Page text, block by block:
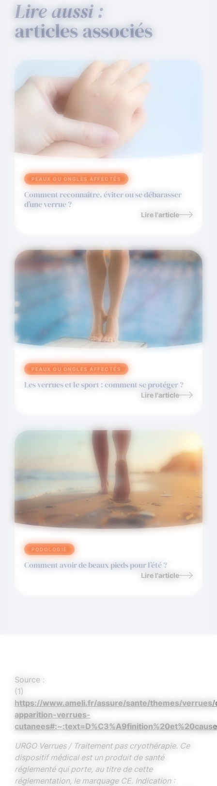
Lire aussi :
articles associés
PEAUX OU ONGLES AFFECTÉS
Comment reconnaître, éviter ou se débarasser
d’une verrue ?
Lire l'article
PEAUX OU ONGLES AFFECTÉS
Les verrues et le sport : comment se protéger ?
Lire l'article
PODOLOGIE
Comment avoir de beaux pieds pour l’été ?
Lire l'article
Source :
(1)
https://www.ameli.fr/assure/sante/themes/
apparition-verrues-
URGO Verrues / Traitement pas cryothérapie. Ce
dispositif médical est un produit de santé
réglementé qui porte, au titre de cette
réglementation, le marquage CE. Indication :